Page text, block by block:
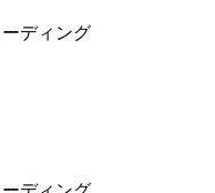
ディング